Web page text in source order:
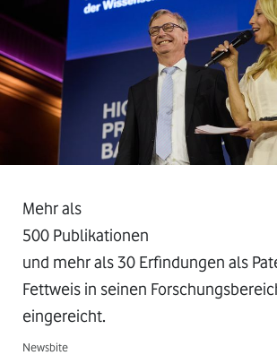
Mehr als
500 Publikationen
und mehr als 30 Erfindungen als
Fettweis in seinen
eingereicht.
Newsbite